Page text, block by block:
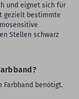
und eignet sich für
gezielt bestimmte
Stellen schwarz
Farbband benötigt.